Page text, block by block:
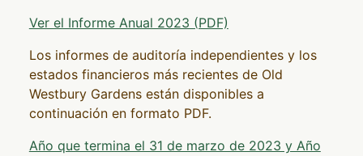
Ver el Informe Anual 2023 (PDF)
Los informes de auditoría independientes y los
estados financieros más recientes de Old
Westbury Gardens están disponibles a
continuación en formato PDF.
Año que termina el 31 de marzo de 2023 y Año